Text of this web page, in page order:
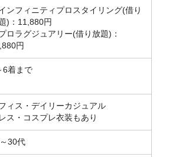
インフィニティプロスタイリング(借り
)：11,880円
ロラグジュアリー(借り放題)：
円
6着まで
ィス・デイリーカジュアル
ス・コスプレ衣装もあり
30代